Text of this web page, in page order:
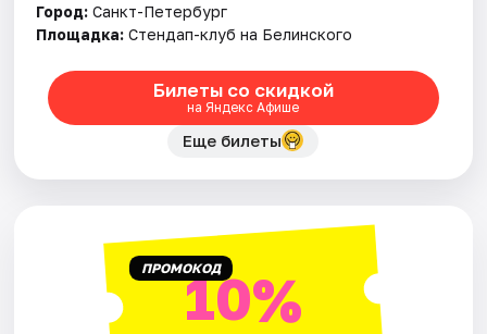
Город: Санкт-Петербург
Площадка: Стендап-клуб на Белинского
Билеты со скидкой
на Яндекс Афише
Еще билеты
ПРОМОКОД10%